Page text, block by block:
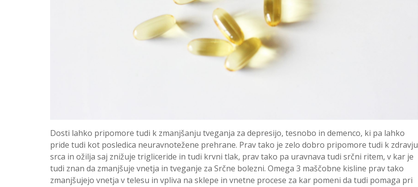
Dosti lahko pripomore tudi k zmanjšanju tveganja za depresijo, tesnobo in demenco, ki pa lahko
pride tudi kot posledica neuravnotežene prehrane. Prav tako je zelo dobro pripomore tudi k zdravju
srca in ožilja saj znižuje trigliceride in tudi krvni tlak, prav tako pa uravnava tudi srčni ritem, v kar je
tudi znan da zmanjšuje vnetja in tveganje za Srčne bolezni. Omega 3 maščobne kisline prav tako
zmanjšujejo vnetja v telesu in vpliva na sklepe in vnetne procese za kar pomeni da tudi pomaga pri